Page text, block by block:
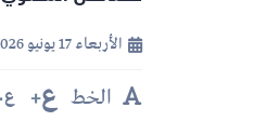
الأربعاء 17 يونيو 2026
الخط ع ع